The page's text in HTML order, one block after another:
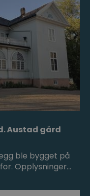
Austad gård
ble bygget på
Opplysninger…